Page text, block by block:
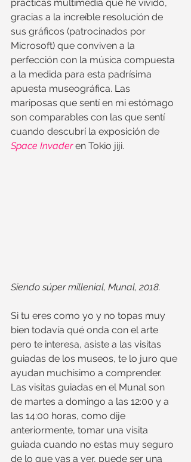
prácticas multimedia que he vivido,
gracias a la increíble resolución de
sus gráficos (patrocinados por
Microsoft) que conviven a la
perfección con la música compuesta
a la medida para esta padrísima
apuesta museográfica. Las
mariposas que sentí en mi estómago
son comparables con las que sentí
cuando descubrí la exposición de
Space Invader en Tokio jiji.
Siendo súper millenial, Munal, 2018.
Si tu eres como yo y no topas muy
bien todavía qué onda con el arte
pero te interesa, asiste a las visitas
guiadas de los museos, te lo juro que
ayudan muchísimo a comprender.
Las visitas guiadas en el Munal son
de martes a domingo a las 12:00 y a
las 14:00 horas, como dije
anteriormente, tomar una visita
guiada cuando no estas muy seguro
de lo que vas a ver, puede ser una